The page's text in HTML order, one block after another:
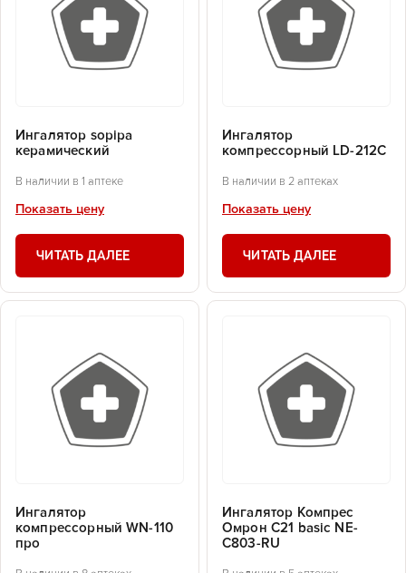
Ингалятор sopipa
керамический
В наличии в 1 аптеке
Показать цену
ЧИТАТЬ ДАЛЕЕ
Ингалятор
компрессорный LD-212C
В наличии в 2 аптеках
Показать цену
ЧИТАТЬ ДАЛЕЕ
Ингалятор
компрессорный WN-110
про
Ингалятор Компрес
Омрон C21 basic NE-
C803-RU